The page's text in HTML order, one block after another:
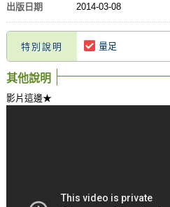
出版日期 2014-03-08
特別說明 量足
其他說明
影片這邊★